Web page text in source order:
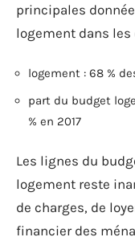
principales
logement dans
logement : 68 %
part du budget
% en 2017
Les lignes du
logement reste
de charges, de
financier des